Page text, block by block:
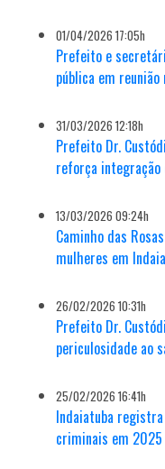
01/04/2026 17:05h
Prefeito e
pública em reunião
31/03/2026 12:18h
Prefeito Dr.
reforça integração
13/03/2026 09:24h
Caminho das
mulheres em
26/02/2026 10:31h
Prefeito Dr.
periculosidade ao
25/02/2026 16:41h
Indaiatuba
criminais em 2025